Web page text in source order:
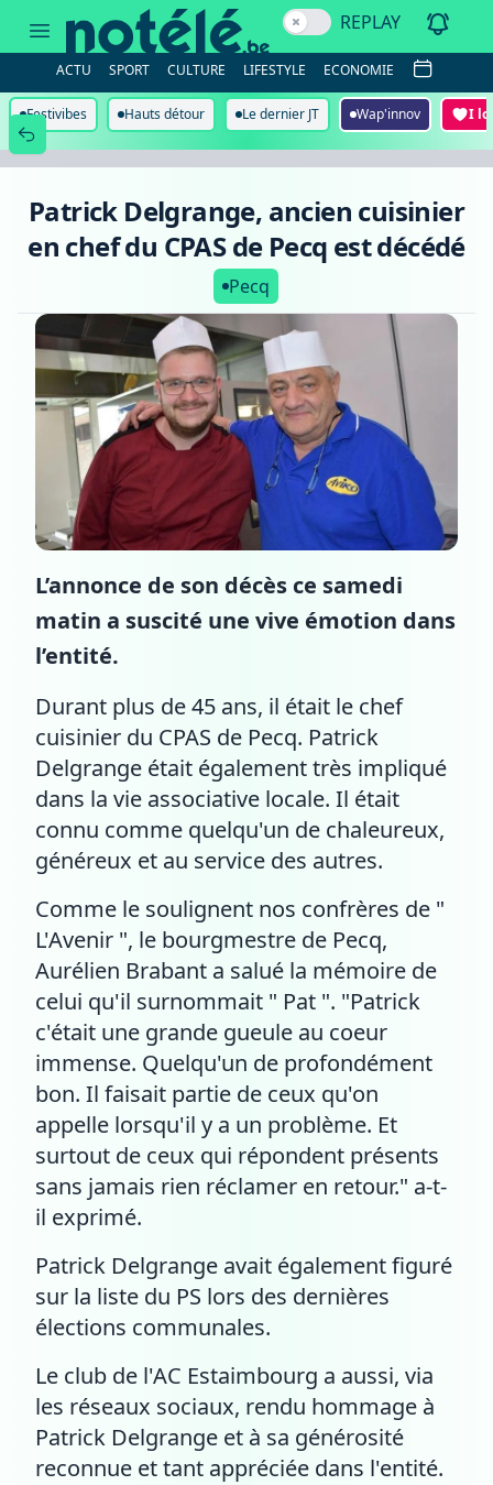
Delgrange,
ancien
chef
du
CPAS
de
Pecq
décédé
REPLAY
ACTU SPORT CULTURE LIFESTYLE ECONOMIE
Festivibes Hauts détour Le dernier JT Wap'innov I
Patrick Delgrange, ancien cuisinier
en chef du CPAS de Pecq est décédé
Pecq
L’annonce de son décès ce samedi
matin a suscité une vive émotion dans
l’entité.
Durant plus de 45 ans, il était le chef
cuisinier du CPAS de Pecq. Patrick
Delgrange était également très impliqué
dans la vie associative locale. Il était
connu comme quelqu'un de chaleureux,
généreux et au service des autres.
Comme le soulignent nos confrères de "
L'Avenir ", le bourgmestre de Pecq,
Aurélien Brabant a salué la mémoire de
celui qu'il surnommait " Pat ". "Patrick
c'était une grande gueule au coeur
immense. Quelqu'un de profondément
bon. Il faisait partie de ceux qu'on
appelle lorsqu'il y a un problème. Et
surtout de ceux qui répondent présents
sans jamais rien réclamer en retour." a-t-
il exprimé.
Patrick Delgrange avait également figuré
sur la liste du PS lors des dernières
élections communales.
Le club de l'AC Estaimbourg a aussi, via
les réseaux sociaux, rendu hommage à
Patrick Delgrange et à sa générosité
reconnue et tant appréciée dans l'entité.